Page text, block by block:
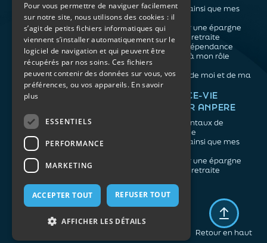
Retour en haut
Mentions légales
Politique de confidentialité
L'association
Notre organisation
L’équipe
Les atouts du contrat
associatif
Me protéger ainsi que mes
proches
Me constituer une épargne
Préparer ma retraite
Anticiper la dépendance
Me préparer à mon rôle
d'aidant
Prendre soin de moi et de ma
santé
NOS ARTICLES
Retraite
Prévoyance
Dépendance
Aidants
ASSURANCE-VIE
FACILE PAR ANPERE
Les fondamentaux de
l'assurance vie
Me protéger ainsi que mes
Me constituer une épargne
Préparer ma retraite
Pour vous permettre de naviguer facilement
sur notre site, nous utilisons des cookies : il
s’agit de petits fichiers informatiques qui
viennent s’installer automatiquement sur le
logiciel de navigation et qui peuvent être
récupérés par nos soins. Ces fichiers
peuvent contenir des données sur vous, vos
préférences, ou vos appareils. En savoir
plus
ESSENTIELS
PERFORMANCE
MARKETING
ACCEPTER TOUT REFUSER TOUT
AFFICHER LES DÉTAILS